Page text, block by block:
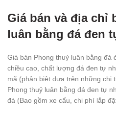
Giá bán và địa chỉ
luân bằng đá đen
Giá bán Phong thuỷ luân bằng đá
chiều cao, chất lượng đá đen tự
mã (phân biệt dựa trên những chi
Phong thuỷ luân bằng đá đen tự
đá (Bao gồm xe cẩu, chi phí lắp